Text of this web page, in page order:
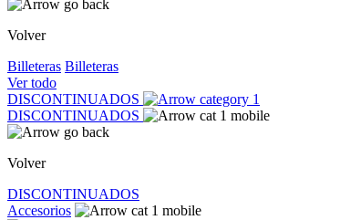
Volver
Billeteras Billeteras
Ver todo
DISCONTINUADOS
DISCONTINUADOS
Volver
DISCONTINUADOS
Accesorios